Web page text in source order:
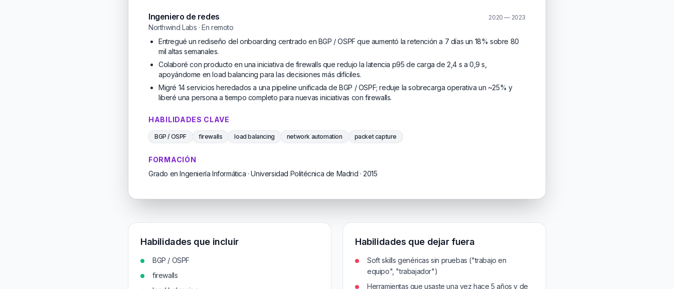
Ingeniero de redes 2020 — 2023
Northwind Labs · En remoto
Entregué un rediseño del onboarding centrado en BGP / OSPF que aumentó la retención a 7 días un 18% sobre 80
mil altas semanales.
Colaboré con producto en una iniciativa de firewalls que redujo la latencia p95 de carga de 2,4 s a 0,9 s,
apoyándome en load balancing para las decisiones más difíciles.
Migré 14 servicios heredados a una pipeline unificada de BGP / OSPF; reduje la sobrecarga operativa un ~25% y
liberé una persona a tiempo completo para nuevas iniciativas con firewalls.
HABILIDADES CLAVE
BGP / OSPF firewalls load balancing network automation packet capture
FORMACIÓN
Grado en Ingeniería Informática · Universidad Politécnica de Madrid · 2015
Habilidades que incluir
BGP / OSPF
firewalls
Habilidades que dejar fuera
Soft skills genéricas sin pruebas ("trabajo en
equipo", "trabajador")
Herramientas que usaste una vez hace 5 años y de